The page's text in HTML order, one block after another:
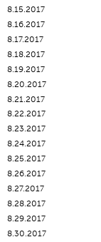
8.15.2017
8.16.2017
8.17.2017
8.18.2017
8.19.2017
8.20.2017
8.21.2017
8.22.2017
8.23.2017
8.24.2017
8.25.2017
8.26.2017
8.27.2017
8.28.2017
8.29.2017
8.30.2017